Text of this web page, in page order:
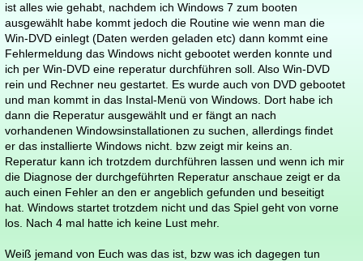
ist alles wie gehabt, nachdem ich Windows 7 zum booten
ausgewählt habe kommt jedoch die Routine wie wenn man die
Win-DVD einlegt (Daten werden geladen etc) dann kommt eine
Fehlermeldung das Windows nicht gebootet werden konnte und
ich per Win-DVD eine reperatur durchführen soll. Also Win-DVD
rein und Rechner neu gestartet. Es wurde auch von DVD gebootet
und man kommt in das Instal-Menü von Windows. Dort habe ich
dann die Reperatur ausgewählt und er fängt an nach
vorhandenen Windowsinstallationen zu suchen, allerdings findet
er das installierte Windows nicht. bzw zeigt mir keins an.
Reperatur kann ich trotzdem durchführen lassen und wenn ich mir
die Diagnose der durchgeführten Reperatur anschaue zeigt er da
auch einen Fehler an den er angeblich gefunden und beseitigt
hat. Windows startet trotzdem nicht und das Spiel geht von vorne
los. Nach 4 mal hatte ich keine Lust mehr.
Weiß jemand von Euch was das ist, bzw was ich dagegen tun